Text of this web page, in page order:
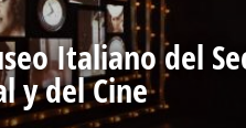
Italiano del
y del Cine